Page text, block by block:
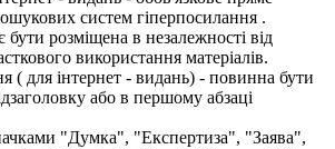
систем гіперпосилання .
розміщена в незалежності від
використання матеріалів.
( для інтернет - видань) - повинна бути
або в першому абзаці
"Думка", "Експертиза", "Заява",